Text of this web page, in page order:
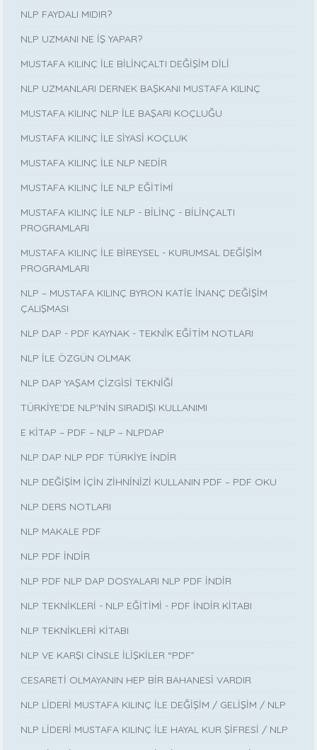
NLP FAYDALI MIDIR?
NLP UZMANI NE İŞ YAPAR?
MUSTAFA KILINÇ İLE BİLİNÇALTI DEĞİŞİM DİLİ
NLP UZMANLARI DERNEK BAŞKANI MUSTAFA KILINÇ
MUSTAFA KILINÇ NLP İLE BAŞARI KOÇLUĞU
MUSTAFA KILINÇ İLE SİYASİ KOÇLUK
MUSTAFA KILINÇ İLE NLP NEDİR
MUSTAFA KILINÇ İLE NLP EĞİTİMİ
MUSTAFA KILINÇ İLE NLP - BİLİNÇ - BİLİNÇALTI
PROGRAMLARI
MUSTAFA KILINÇ İLE BİREYSEL - KURUMSAL DEĞİŞİM
PROGRAMLARI
NLP – MUSTAFA KILINÇ BYRON KATİE İNANÇ DEĞİŞİM
ÇALIŞMASI
NLP DAP - PDF KAYNAK - TEKNİK EĞİTİM NOTLARI
NLP İLE ÖZGÜN OLMAK
NLP DAP YAŞAM ÇİZGİSİ TEKNİĞİ
TÜRKİYE'DE NLP'NİN SIRADIŞI KULLANIMI
E KİTAP – PDF – NLP – NLPDAP
NLP DAP NLP PDF TÜRKİYE İNDİR
NLP DEĞİŞİM İÇİN ZİHNİNİZİ KULLANIN PDF – PDF OKU
NLP DERS NOTLARI
NLP MAKALE PDF
NLP PDF İNDİR
NLP PDF NLP DAP DOSYALARI NLP PDF İNDİR
NLP TEKNİKLERİ - NLP EĞİTİMİ - PDF İNDİR KİTABI
NLP TEKNİKLERİ KİTABI
NLP VE KARŞI CİNSLE İLİŞKİLER “PDF”
CESARETİ OLMAYANIN HEP BİR BAHANESİ VARDIR
NLP LİDERİ MUSTAFA KILINÇ İLE DEĞİŞİM / GELİŞİM / NLP
NLP LİDERİ MUSTAFA KILINÇ İLE HAYAL KUR ŞİFRESİ / NLP